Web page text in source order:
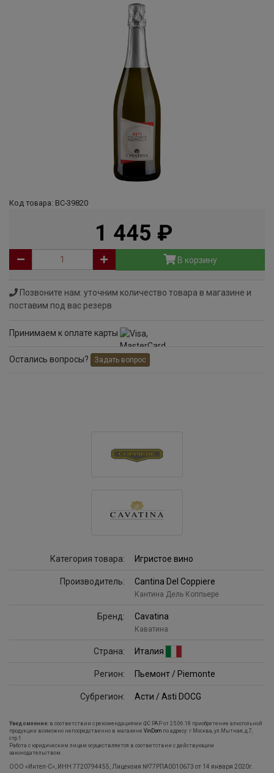
Код товара: ВС-39820
1 445
В корзину
Позвоните нам: уточним количество товара в магазине и
поставим под вас резерв
Принимаем к оплате карты
Остались вопросы? Задать вопрос
Категория товара: Игристое вино
Производитель: Cantina Del Coppiere
Кантина Дель Коппьере
Бренд: Cavatina
Каватина
Страна: Италия
Регион: Пьемонт / Piemonte
Субрегион: Асти / Asti DOCG
Уведомление: в соответствии с рекомендациями ФС РАР от 25.06.18 приобретение алкогольной
продукции возможно непосредственно в магазине VinDom по адресу: г.Москва, ул.Мытная, д.7,
стр.1
Работа с юридическим лицам осуществляется в соответствии с действующим
законодательством.
ООО «Интел-С», ИНН 7720794455, Лицензия №77РПА0010673 от 14 января 2020г.